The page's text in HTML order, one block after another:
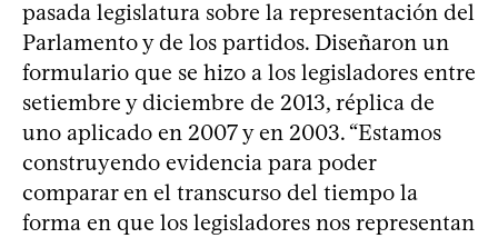
pasada legislatura sobre la representación del
Parlamento y de los partidos. Diseñaron un
formulario que se hizo a los legisladores entre
setiembre y diciembre de 2013, réplica de
uno aplicado en 2007 y en 2003. “Estamos
construyendo evidencia para poder
comparar en el transcurso del tiempo la
forma en que los legisladores nos representan